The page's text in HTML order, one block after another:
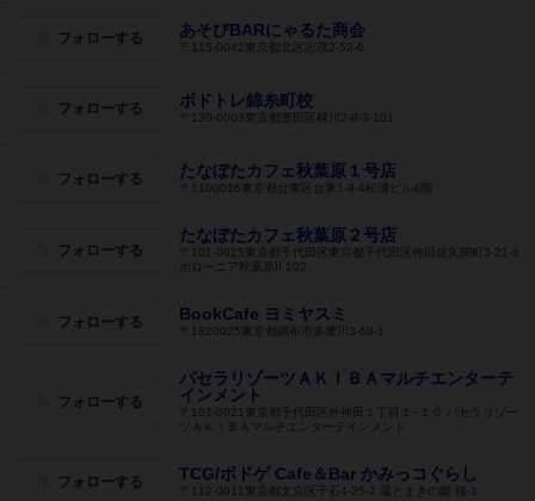
フォローする あそびBARにゃるた商会
〒115-0042東京都北区志茂2-52-6
フォローする ボドトレ錦糸町校
〒130-0003東京都墨田区横川2-8-3-101
フォローする たなぼたカフェ秋葉原１号店
〒1100016東京都台東区台東1-9-4松浦ビル4階
フォローする
たなぼたカフェ秋葉原２号店
〒101-0025東京都千代田区東京都千代田区神田佐久間町3-21-6
ポローニア秋葉原Ⅱ 102
フォローする BookCafe ヨミヤスミ
〒1820025東京都調布市多摩川3-68-1
フォローする
パセラリゾーツＡＫＩＢＡマルチエンターテ
インメント
〒101-0021東京都千代田区外神田１丁目１−１０ パセラリゾー
ツＡＫＩＢＡマルチエンターテインメント
フォローする TCG/ボドゲ Cafe＆Bar かみっコぐらし
〒112-0011東京都文京区千石4-25-2 蔵とまきの郷 桜-1